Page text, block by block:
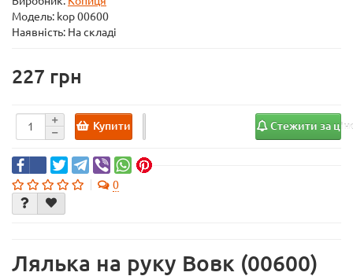
Модель: kop 00600
Наявність: На складі
227
Купити Стежити за
0
Лялька на руку Вовк (00600)